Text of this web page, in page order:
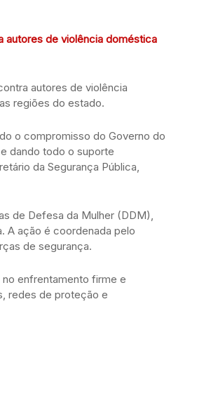
autores de violência doméstica
autores de violência
regiões do estado.
o compromisso do Governo do
dando todo o suporte
da Segurança Pública,
de Defesa da Mulher (DDM),
A ação é coordenada pelo
de segurança.
enfrentamento firme e
redes de proteção e